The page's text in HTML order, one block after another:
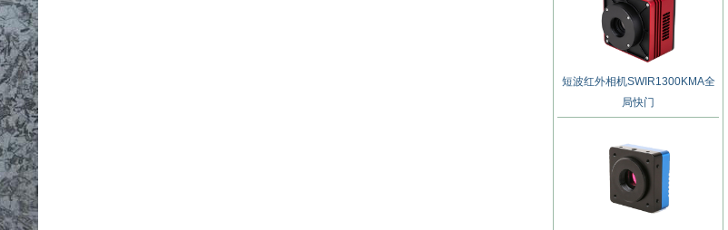
短波红外相机SWIR1300KMA全
局快门